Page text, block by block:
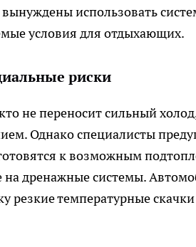
использовать
условия для отдыхающих.
риски
не переносит сильный
Однако специалисты
к возможным
на дренажные системы.
резкие температурные